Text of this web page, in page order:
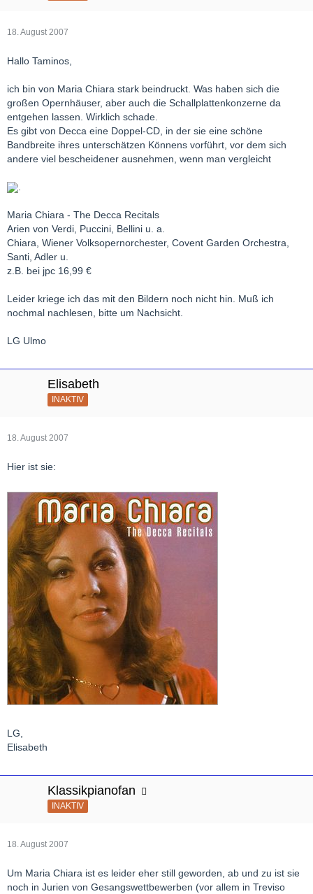
18. August 2007
Hallo Taminos,
ich bin von Maria Chiara stark beindruckt. Was haben sich die
großen Opernhäuser, aber auch die Schallplattenkonzerne da
entgehen lassen. Wirklich schade.
Es gibt von Decca eine Doppel-CD, in der sie eine schöne
Bandbreite ihres unterschätzen Könnens vorführt, vor dem sich
andere viel bescheidener ausnehmen, wenn man vergleicht
Maria Chiara - The Decca Recitals
Arien von Verdi, Puccini, Bellini u. a.
Chiara, Wiener Volksopernorchester, Covent Garden Orchestra,
Santi, Adler u.
z.B. bei jpc 16,99 €
Leider kriege ich das mit den Bildern noch nicht hin. Muß ich
nochmal nachlesen, bitte um Nachsicht.
LG Ulmo
Elisabeth
INAKTIV
18. August 2007
Hier ist sie:
LG,
Elisabeth
Klassikpianofan
INAKTIV
18. August 2007
Um Maria Chiara ist es leider eher still geworden, ab und zu ist sie
noch in Jurien von Gesangswettbewerben (vor allem in Treviso